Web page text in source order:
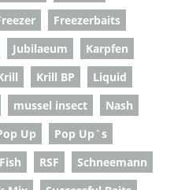
Freezerbaits
Jubilaeum
Karpfen
Krill BP
Liquid
mussel insect
Nash
Up
Pop Up`s
RSF
Schneemann